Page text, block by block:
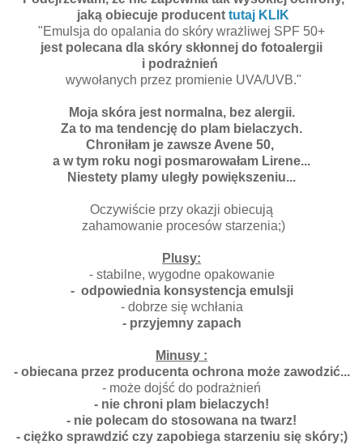
jaką obiecuje producent tutaj KLIK
"Emulsja do opalania do skóry wrażliwej SPF 50+
jest polecana dla skóry skłonnej do fotoalergii
i podrażnień
wywołanych przez promienie UVA/UVB."
Moja skóra jest normalna, bez alergii.
Za to ma tendencję do plam bielaczych.
Chroniłam je zawsze Avene 50,
a w tym roku nogi posmarowałam Lirene...
Niestety plamy uległy powiększeniu...
Oczywiście przy okazji obiecują
zahamowanie procesów starzenia;)
Plusy:
- stabilne, wygodne opakowanie
- odpowiednia konsystencja emulsji
- dobrze się wchłania
- przyjemny zapach
Minusy :
- obiecana przez producenta ochrona może zawodzić...
- może dojść do podrażnień
- nie chroni plam bielaczych!
- nie polecam do stosowana na twarz!
- ciężko sprawdzić czy zapobiega starzeniu się skóry;)